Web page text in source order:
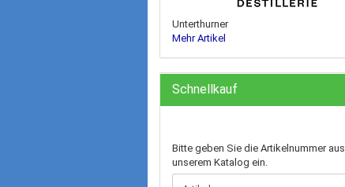
Unterthurner
Mehr Artikel
Schnellkauf
BITTE
GEBEN
SIE
Bitte geben Sie die Artikelnummer aus
unserem Katalog ein.